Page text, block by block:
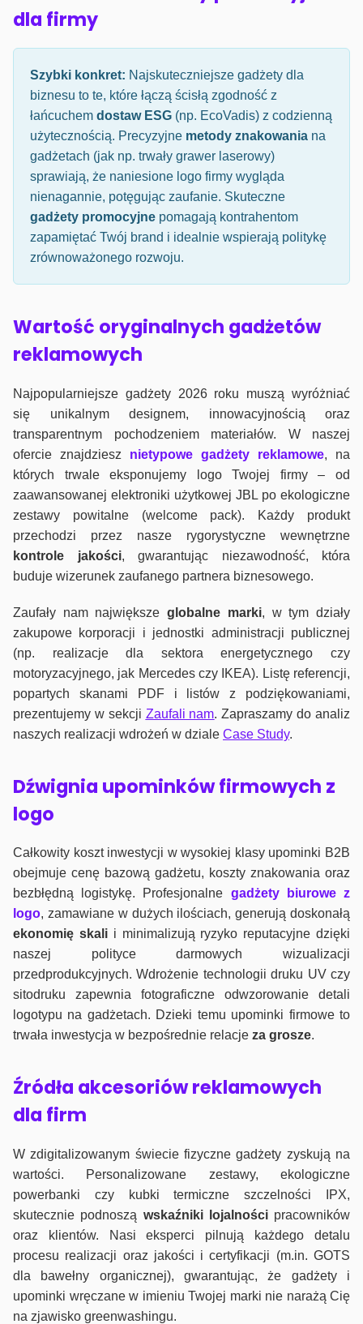
dla firmy
Szybki konkret: Najskuteczniejsze gadżety dla
biznesu to te, które łączą ścisłą zgodność z
łańcuchem dostaw ESG (np. EcoVadis) z codzienną
użytecznością. Precyzyjne metody znakowania na
gadżetach (jak np. trwały grawer laserowy)
sprawiają, że naniesione logo firmy wygląda
nienagannie, potęgując zaufanie. Skuteczne
gadżety promocyjne pomagają kontrahentom
zapamiętać Twój brand i idealnie wspierają politykę
zrównoważonego rozwoju.
Wartość oryginalnych gadżetów
reklamowych
Najpopularniejsze gadżety 2026 roku muszą wyróżniać
się unikalnym designem, innowacyjnością oraz
transparentnym pochodzeniem materiałów. W naszej
ofercie znajdziesz nietypowe gadżety reklamowe, na
których trwale eksponujemy logo Twojej firmy – od
zaawansowanej elektroniki użytkowej JBL po ekologiczne
zestawy powitalne (welcome pack). Każdy produkt
przechodzi przez nasze rygorystyczne wewnętrzne
kontrole jakości, gwarantując niezawodność, która
buduje wizerunek zaufanego partnera biznesowego.
Zaufały nam największeglobalne marki, w tym działy
zakupowe korporacji i jednostki administracji publicznej
(np. realizacje dla sektora energetycznego czy
motoryzacyjnego, jak Mercedes czy IKEA). Listę referencji,
popartych skanami PDF i listów z podziękowaniami,
prezentujemy w sekcji Zaufali nam. Zapraszamy do analiz
naszych realizacji wdrożeń w dziale Case Study.
Dźwignia upominków firmowych z
logo
Całkowity koszt inwestycji w wysokiej klasy upominki B2B
obejmuje cenę bazową gadżetu, koszty znakowania oraz
bezbłędną logistykę. Profesjonalne gadżety biurowe z
logo, zamawiane w dużych ilościach, generują doskonałą
ekonomię skalii minimalizują ryzyko reputacyjne dzięki
naszej polityce darmowych wizualizacji
przedprodukcyjnych. Wdrożenie technologii druku UV czy
sitodruku zapewnia fotograficzne odwzorowanie detali
logotypu na gadżetach. Dzieki temu upominki firmowe to
trwała inwestycja w bezpośrednie relacje za grosze.
Źródła akcesoriów reklamowych
dla firm
W zdigitalizowanym świecie fizyczne gadżety zyskują na
wartości. Personalizowane zestawy, ekologiczne
powerbanki czy kubki termiczne szczelności IPX,
skutecznie podnoszą wskaźniki lojalnościpracowników
oraz klientów. Nasi eksperci pilnują każdego detalu
procesu realizacji oraz jakości i certyfikacji (m.in. GOTS
dla bawełny organicznej), gwarantując, że gadżety i
upominki wręczane w imieniu Twojej marki nie narażą Cię
na zjawisko greenwashingu.